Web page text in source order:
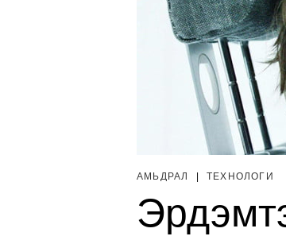
АМЬДРАЛ ТЕХНОЛОГИ